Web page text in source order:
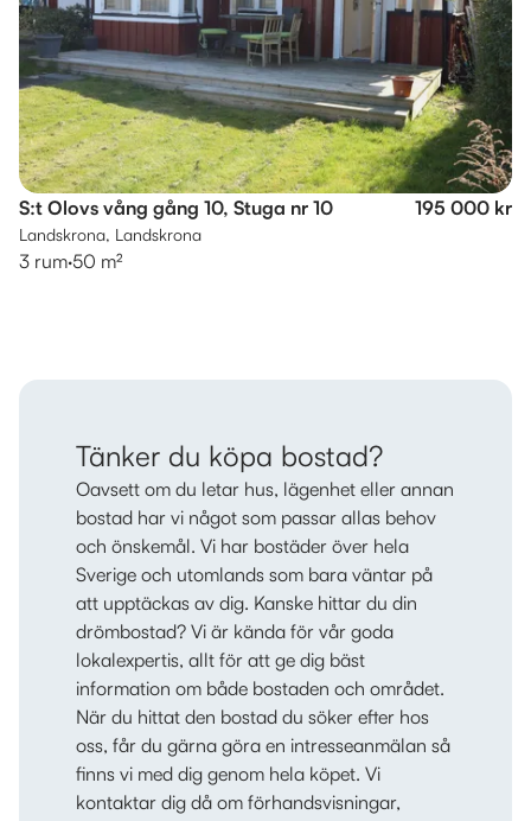
S:t Olovs vång gång 10, Stuga nr 10 195 000 kr
Landskrona, Landskrona
3 rum·50 m²
Tänker du köpa bostad?
Oavsett om du letar hus, lägenhet eller annan
bostad har vi något som passar allas behov
och önskemål. Vi har bostäder över hela
Sverige och utomlands som bara väntar på
att upptäckas av dig. Kanske hittar du din
drömbostad? Vi är kända för vår goda
lokalexpertis, allt för att ge dig bäst
information om både bostaden och området.
När du hittat den bostad du söker efter hos
oss, får du gärna göra en intresseanmälan så
finns vi med dig genom hela köpet. Vi
kontaktar dig då om förhandsvisningar,